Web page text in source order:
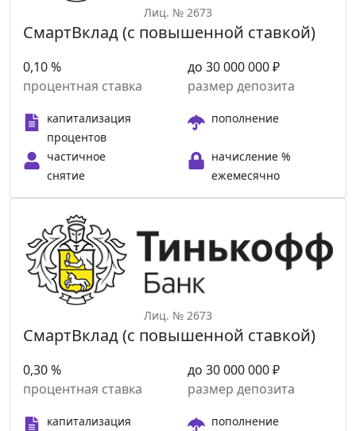
Лиц. № 2673
СмартВклад (с повышенной ставкой)
0,10 %
процентная ставка
до 30 000 000 ₽
размер депозита
капитализация
процентов
пополнение
частичное
снятие
начисление %
ежемесячно
Лиц. № 2673
СмартВклад (с повышенной ставкой)
0,30 %
процентная ставка
до 30 000 000 ₽
размер депозита
капитализация
пополнение